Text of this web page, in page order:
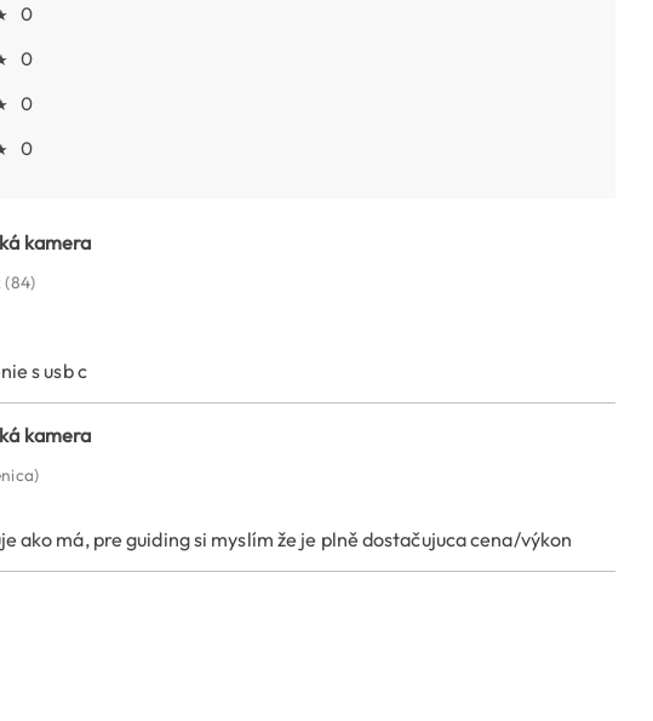
0
0
0
0
kamera
(84)
s usb c
kamera
ako má, pre guiding si myslím že je plně dostačujuca cena/výkon